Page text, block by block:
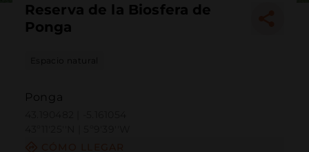
Reserva de la Biosfera de
Ponga
Espacio natural
Ponga